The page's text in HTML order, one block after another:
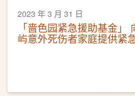
2023 年 3 月 31 日
「啬色园紧急援助基金」
屿意外死伤者家庭提供紧